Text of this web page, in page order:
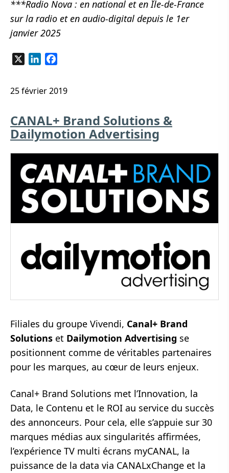
***Radio Nova : en national et en Île-de-France
sur la radio et en audio-digital depuis le 1er
janvier 2025
LinkedIn
25 février 2019
CANAL+ Brand Solutions &
Dailymotion Advertising
Filiales du groupe Vivendi, Canal+ Brand
Solutions et Dailymotion Advertising se
positionnent comme de véritables partenaires
pour les marques, au cœur de leurs enjeux.
Canal+ Brand Solutions met l’Innovation, la
Data, le Contenu et le ROI au service du succès
des annonceurs. Pour cela, elle s’appuie sur 30
marques médias aux singularités affirmées,
l’expérience TV multi écrans myCANAL, la
puissance de la data via CANALxChange et la